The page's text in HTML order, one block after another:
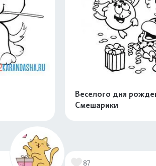
Веселого дня
Смешарики
87